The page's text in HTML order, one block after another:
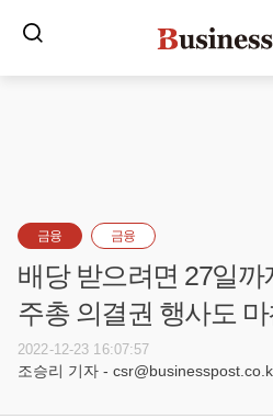
금융 금융
배당 받으려면 27일
주총 의결권 행사도
2022-12-23 16:07:57
조승리 기자 -